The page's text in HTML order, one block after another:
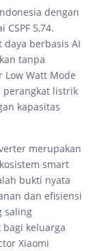
dengan
5,74.
berbasis AI
tanpa
Watt Mode
perangkat listrik
kapasitas
merupakan
smart
bukti nyata
dan efisiensi
saling
keluarga
Xiaomi